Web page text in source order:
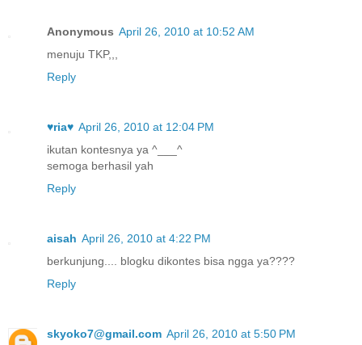
Anonymous April 26, 2010 at 10:52 AM
menuju TKP,,,
Reply
♥ria♥ April 26, 2010 at 12:04 PM
ikutan kontesnya ya ^___^
semoga berhasil yah
Reply
aisah April 26, 2010 at 4:22 PM
berkunjung.... blogku dikontes bisa ngga ya????
Reply
skyoko7@gmail.com April 26, 2010 at 5:50 PM